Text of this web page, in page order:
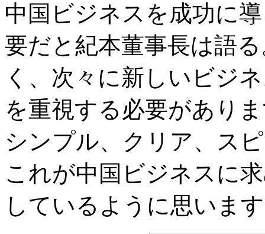
中国ビジネスを成功に
要だと紀本董事長は語
く、次々に新しいビジ
を重視する必要があり
シンプル、クリア、ス
これが中国ビジネスに
しているように思いま